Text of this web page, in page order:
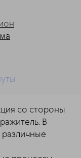
со стороны
В
различные